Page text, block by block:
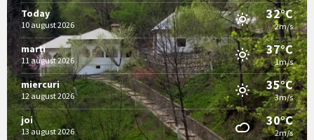
Today
10 august 2026
32°C
2m/s
marți
11 august 2026
37°C
1m/s
miercuri
12 august 2026
35°C
3m/s
joi
13 august 2026
30°C
2m/s